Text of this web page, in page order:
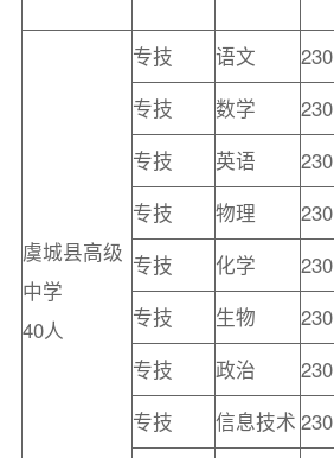
虞城县高级
中学
40人
专技 语文
专技
数学
专技
英语
专技
物理
专技
化学
专技
生物
专技
政治
专技
信息技术